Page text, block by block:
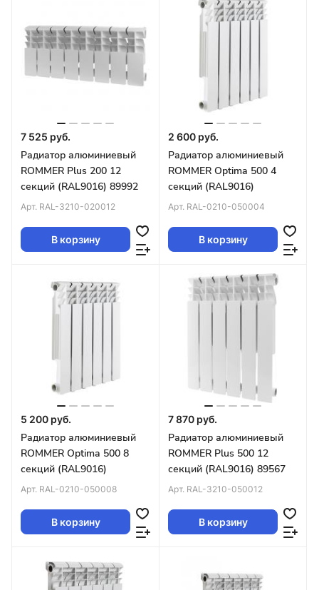
7 525 руб.
Радиатор алюминиевый
ROMMER Plus 200 12
секций (RAL9016) 89992
Арт. RAL-3210-020012
В корзину
2 600 руб.
Радиатор алюминиевый
ROMMER Optima 500 4
секций (RAL9016)
Арт. RAL-0210-050004
В корзину
5 200 руб.
Радиатор алюминиевый
ROMMER Optima 500 8
секций (RAL9016)
Арт. RAL-0210-050008
В корзину
7 870 руб.
Радиатор алюминиевый
ROMMER Plus 500 12
секций (RAL9016) 89567
Арт. RAL-3210-050012
В корзину